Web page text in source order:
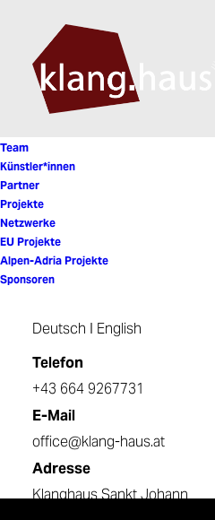
Team
Künstler*innen
Partner
Projekte
Netzwerke
EU Projekte
Alpen-Adria Projekte
Sponsoren
Deutsch I English
Telefon
+43 664 9267731
E-Mail
office@klang-haus.at
Adresse
Klanghaus Sankt Johann
Tibor Szemző
© 2026 Klanghaus.